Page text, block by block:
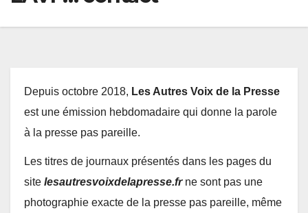
Depuis octobre 2018, Les Autres Voix de la Presse
est une émission hebdomadaire qui donne la parole
à la presse pas pareille.
Les titres de journaux présentés dans les pages du
site lesautresvoixdelapresse.frne sont pas une
photographie exacte de la presse pas pareille, même